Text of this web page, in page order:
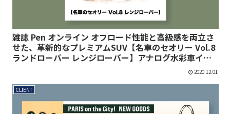
雑誌 Pen オンライン オフロード性能と高級感を両立さ
せた、革新的なプレミアムSUV【名車のセオリー Vol.8
ランドローバー レンジローバー】アナログ水彩車イラ
2020.12.01
CLIENT